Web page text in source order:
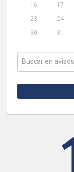
16
17
23
24
30
31